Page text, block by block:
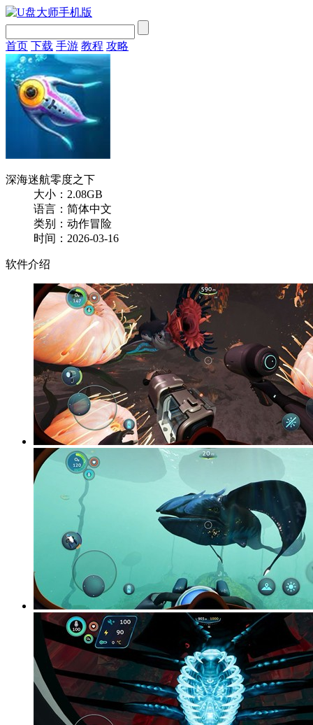
首页 下载 手游 教程 攻略
深海迷航零度之下
大小：2.08GB
语言：简体中文
类别：动作冒险
时间：2026-03-16
软件介绍